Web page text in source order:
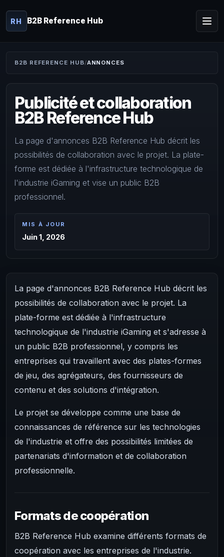
RH B2B Reference Hub
B2B REFERENCE HUB ANNONCES
Publicité et collaboration
B2B Reference Hub
La page d'annonces B2B Reference Hub décrit les
possibilités de collaboration avec le projet. La plate-
forme est dédiée à l'infrastructure technologique de
l'industrie iGaming et vise un public B2B
professionnel.
MIS À JOUR
Juin 1, 2026
La page d'annonces B2B Reference Hub décrit les
possibilités de collaboration avec le projet. La
plate-forme est dédiée à l'infrastructure
technologique de l'industrie iGaming et s'adresse à
un public B2B professionnel, y compris les
entreprises qui travaillent avec des plates-formes
de jeu, des agrégateurs, des fournisseurs de
contenu et des solutions d'intégration.
Le projet se développe comme une base de
connaissances de référence sur les technologies
de l'industrie et offre des possibilités limitées de
partenariats d'information et de collaboration
professionnelle.
Formats de coopération
B2B Reference Hub examine différents formats de
coopération avec les entreprises de l'industrie.